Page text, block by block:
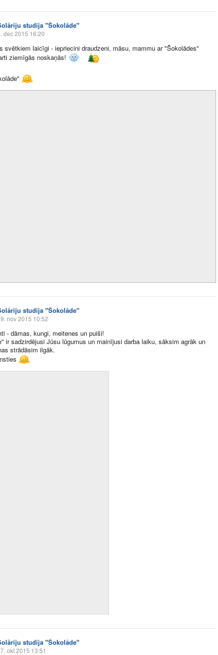
studija "Šokolāde"
dec 2015 16:20
svētkiem laicīgi - iepriecini draudzeni, māsu, mammu ar "Šokolādes"
ziemīgās noskaņās!
studija "Šokolāde"
nov 2015 10:52
- dāmas, kungi, meitenes un puiši!
ir sadzirdējusi Jūsu lūgumus un mainījusi darba laiku, sāksim agrāk un
strādāsim ilgāk.
studija "Šokolāde"
okt 2015 13:51